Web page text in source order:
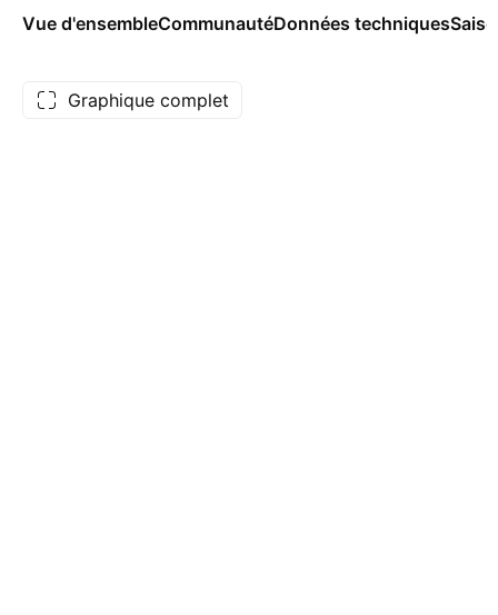
Vue d'ensembleCommunautéDonnées techniques
Graphique complet